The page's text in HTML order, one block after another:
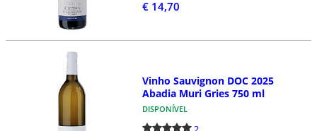
€ 14,70
Vinho Sauvignon DOC 2025
Abadia Muri Gries 750 ml
DISPONÍVEL